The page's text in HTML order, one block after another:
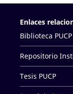
Enlaces
Biblioteca PUCP
Repositorio
Tesis PUCP